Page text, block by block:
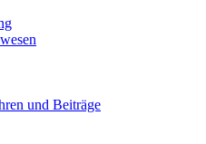
und Beiträge